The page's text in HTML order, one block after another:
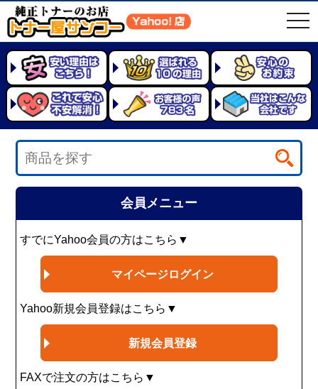
t
o
g
a
v
g
t
n
会員メニュー
すでにYahoo会員の方はこちら▼
マイページログイン
Yahoo新規会員登録はこちら▼
新規会員登録
FAXで注文の方はこちら▼